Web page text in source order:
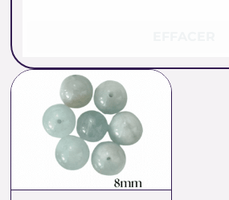
de
prix :
0.56 €
à
36.00 €